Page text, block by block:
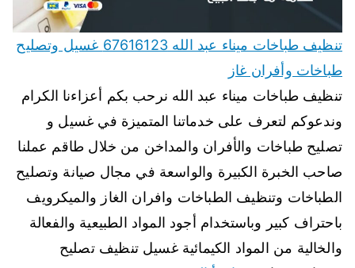
تنظيف طباخات ميناء عبد الله 67616123 غسيل وتصليح
طباخات وأفران غاز
تنظيف طباخات ميناء عبد الله نرحب بكم أعزاءنا الكرام
وندعوكم لتعرف على خدماتنا المتميزة في غسيل و
تصليح طباخات والأفران والمداخن من خلال طاقم عملنا
صاحب الخبرة الكبيرة والواسعة في مجال صيانة وتصليح
الطباخات وتنظيف الطباخات وافران الغاز والميكرويف
باحتراف كبير وباستخدام أجود المواد الطبيعية والفعالة
والخالية من المواد الكيمائية غسيل تنظيف تصليح